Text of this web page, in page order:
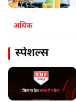
अधिक
स्पेशल्स